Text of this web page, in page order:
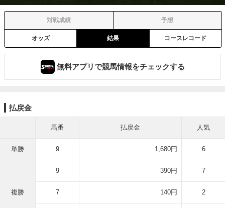
対戦成績 予想
オッズ 結果 コースレコード
無料アプリで競馬情報をチェックする
払戻金
馬番 払戻金 人気
単勝 9 1,680円 6
複勝
9 390円 7
7 140円 2